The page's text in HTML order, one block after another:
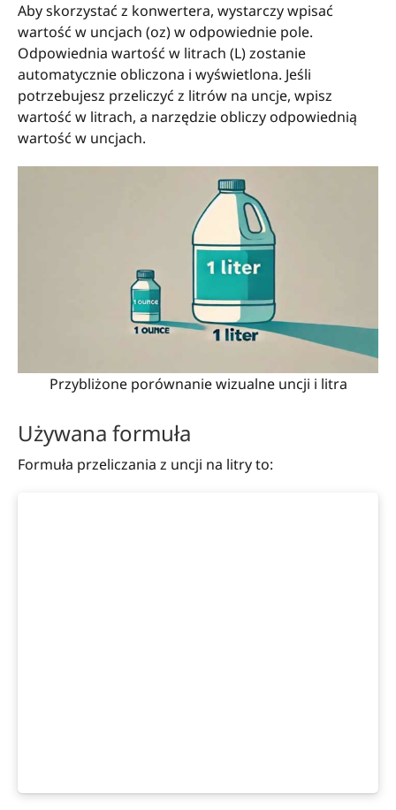
Aby skorzystać z konwertera, wystarczy wpisać
wartość w uncjach (oz) w odpowiednie pole.
Odpowiednia wartość w litrach (L) zostanie
automatycznie obliczona i wyświetlona. Jeśli
potrzebujesz przeliczyć z litrów na uncje, wpisz
wartość w litrach, a narzędzie obliczy odpowiednią
wartość w uncjach.
Przybliżone porównanie wizualne uncji i litra
Używana formuła
Formuła przeliczania z uncji na litry to: